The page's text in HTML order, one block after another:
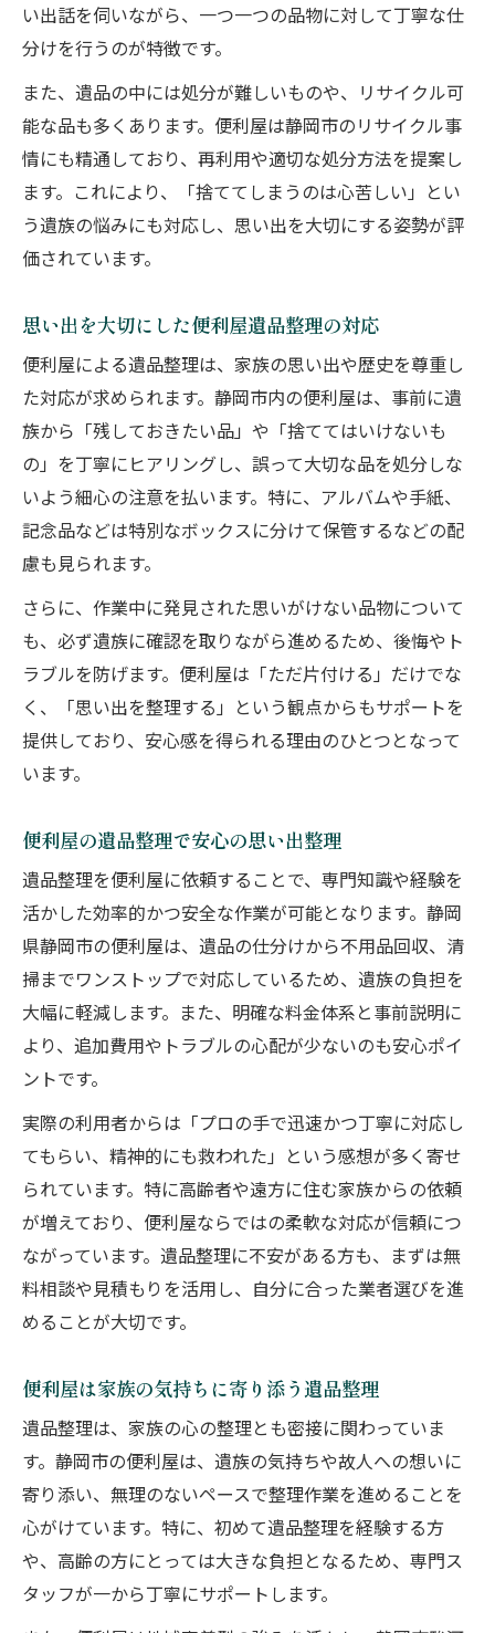
い出話を伺いながら、一つ一つの品物に対して丁寧な仕
分けを行うのが特徴です。
また、遺品の中には処分が難しいものや、リサイクル可
能な品も多くあります。便利屋は静岡市のリサイクル事
情にも精通しており、再利用や適切な処分方法を提案し
ます。これにより、「捨ててしまうのは心苦しい」とい
う遺族の悩みにも対応し、思い出を大切にする姿勢が評
価されています。
思い出を大切にした便利屋遺品整理の対応
便利屋による遺品整理は、家族の思い出や歴史を尊重し
た対応が求められます。静岡市内の便利屋は、事前に遺
族から「残しておきたい品」や「捨ててはいけないも
の」を丁寧にヒアリングし、誤って大切な品を処分しな
いよう細心の注意を払います。特に、アルバムや手紙、
記念品などは特別なボックスに分けて保管するなどの配
慮も見られます。
さらに、作業中に発見された思いがけない品物について
も、必ず遺族に確認を取りながら進めるため、後悔やト
ラブルを防げます。便利屋は「ただ片付ける」だけでな
く、「思い出を整理する」という観点からもサポートを
提供しており、安心感を得られる理由のひとつとなって
います。
便利屋の遺品整理で安心の思い出整理
遺品整理を便利屋に依頼することで、専門知識や経験を
活かした効率的かつ安全な作業が可能となります。静岡
県静岡市の便利屋は、遺品の仕分けから不用品回収、清
掃までワンストップで対応しているため、遺族の負担を
大幅に軽減します。また、明確な料金体系と事前説明に
より、追加費用やトラブルの心配が少ないのも安心ポイ
ントです。
実際の利用者からは「プロの手で迅速かつ丁寧に対応し
てもらい、精神的にも救われた」という感想が多く寄せ
られています。特に高齢者や遠方に住む家族からの依頼
が増えており、便利屋ならではの柔軟な対応が信頼につ
ながっています。遺品整理に不安がある方も、まずは無
料相談や見積もりを活用し、自分に合った業者選びを進
めることが大切です。
便利屋は家族の気持ちに寄り添う遺品整理
遺品整理は、家族の心の整理とも密接に関わっていま
す。静岡市の便利屋は、遺族の気持ちや故人への想いに
寄り添い、無理のないペースで整理作業を進めることを
心がけています。特に、初めて遺品整理を経験する方
や、高齢の方にとっては大きな負担となるため、専門ス
タッフが一から丁寧にサポートします。